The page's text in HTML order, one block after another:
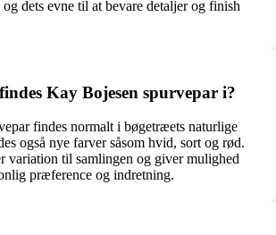
dets evne til at bevare detaljer og finish
Kay Bojesen spurvepar i?
findes normalt i bøgetræets naturlige
også nye farver såsom hvid, sort og rød.
variation til samlingen og giver mulighed
præference og indretning.